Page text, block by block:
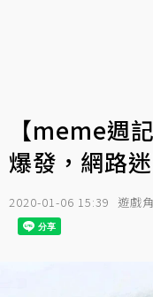
【meme週
爆發，網路
2020-01-06 15:39 遊戲